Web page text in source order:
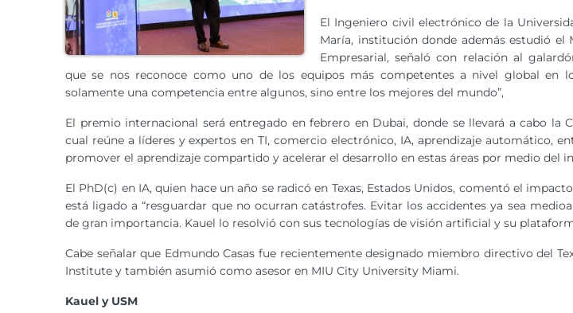
El Ingeniero civil electrónico de la
María, institución donde además estudió el
Empresarial, señaló con relación al
que se nos reconoce como uno de los equipos más competentes a nivel global en
solamente una competencia entre algunos, sino entre los mejores del mundo”,
El premio internacional será entregado en febrero en Dubai, donde se llevará a cabo la
cual reúne a líderes y expertos en TI, comercio electrónico, IA, aprendizaje automático,
promover el aprendizaje compartido y acelerar el desarrollo en estas áreas por medio del
El PhD(c) en IA, quien hace un año se radicó en Texas, Estados Unidos, comentó el
está ligado a “resguardar que no ocurran catástrofes. Evitar los accidentes ya sea
de gran importancia. Kauel lo resolvió con sus tecnologías de visión artificial y su
Cabe señalar que Edmundo Casas fue recientemente designado miembro directivo del
Institute y también asumió como asesor en MIU City University Miami.
Kauel y USM